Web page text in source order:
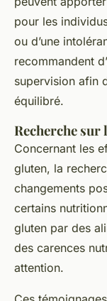
pour les
ou d’une
recommandent
supervision afin
équilibré.
Recherche sur
Concernant les
gluten, la
changements
certains
gluten par des
des carences
attention.